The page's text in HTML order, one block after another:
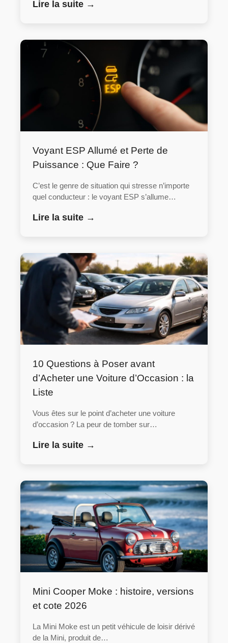
Lire la suite →
Voyant ESP Allumé et Perte de
Puissance : Que Faire ?
C’est le genre de situation qui stresse n’importe
quel conducteur : le voyant ESP s’allume…
Lire la suite →
10 Questions à Poser avant
d’Acheter une Voiture d’Occasion : la
Liste
Vous êtes sur le point d’acheter une voiture
d’occasion ? La peur de tomber sur…
Lire la suite →
Mini Cooper Moke : histoire, versions
et cote 2026
La Mini Moke est un petit véhicule de loisir dérivé
de la Mini, produit de…